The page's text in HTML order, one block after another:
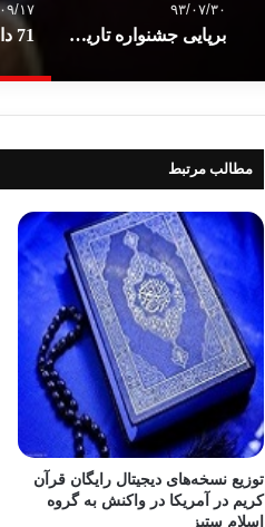
۹۳/۰۷/۳۰
برپایی جشنواره تاریخ اسلام در شهر تورنتو
۹۳/
مطالب مرتبط
توزیع نسخه‌های دیجیتال رایگان قرآن
کریم در آمریکا در واکنش به گروه
اسلام ستیز